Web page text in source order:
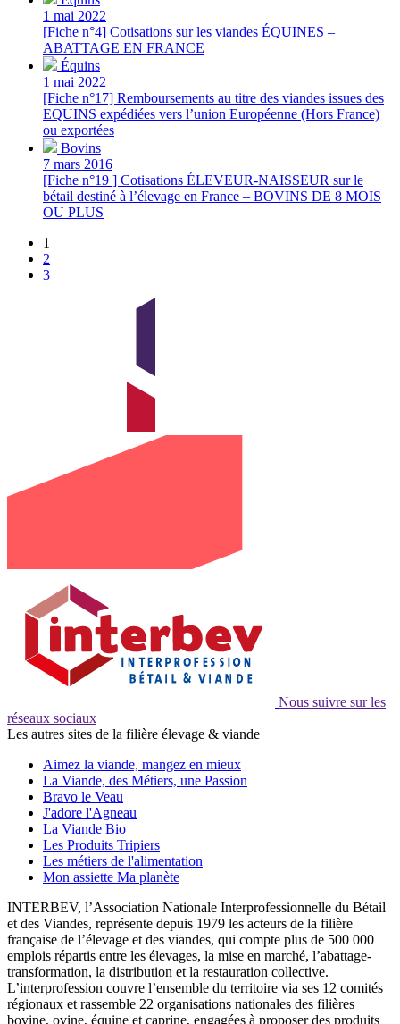
1 mai 2022
[Fiche n°4] Cotisations sur les viandes ÉQUINES –
ABATTAGE EN FRANCE
Équins
1 mai 2022
[Fiche n°17] Remboursements au titre des viandes issues des
EQUINS expédiées vers l’union Européenne (Hors France)
ou exportées
Bovins
7 mars 2016
[Fiche n°19 ] Cotisations ÉLEVEUR-NAISSEUR sur le
bétail destiné à l’élevage en France – BOVINS DE 8 MOIS
OU PLUS
1
2
3
Nous suivre sur les
réseaux sociaux
Les autres sites de la filière élevage & viande
Aimez la viande, mangez en mieux
La Viande, des Métiers, une Passion
Bravo le Veau
J'adore l'Agneau
La Viande Bio
Les Produits Tripiers
Les métiers de l'alimentation
Mon assiette Ma planète
INTERBEV, l’Association Nationale Interprofessionnelle du Bétail
et des Viandes, représente depuis 1979 les acteurs de la filière
française de l’élevage et des viandes, qui compte plus de 500 000
emplois répartis entre les élevages, la mise en marché, l’abattage-
transformation, la distribution et la restauration collective.
L’interprofession couvre l’ensemble du territoire via ses 12 comités
régionaux et rassemble 22 organisations nationales des filières
bovine, ovine, équine et caprine, engagées à proposer des produits